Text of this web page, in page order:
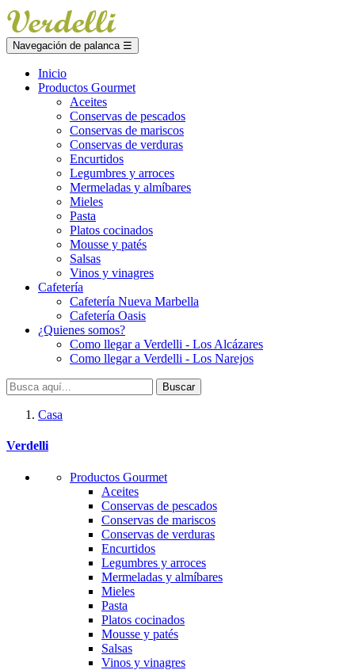
Navegación de palanca ☰
Inicio
Productos Gourmet
Aceites
Conservas de pescados
Conservas de mariscos
Conservas de verduras
Encurtidos
Legumbres y arroces
Mermeladas y almíbares
Mieles
Pasta
Platos cocinados
Mousse y patés
Salsas
Vinos y vinagres
Cafetería
Cafetería Nueva Marbella
Cafetería Oasis
¿Quienes somos?
Como llegar a Verdelli - Los Alcázares
Como llegar a Verdelli - Los Narejos
Buscar
Casa
Verdelli
Productos Gourmet
Aceites
Conservas de pescados
Conservas de mariscos
Conservas de verduras
Encurtidos
Legumbres y arroces
Mermeladas y almíbares
Mieles
Pasta
Platos cocinados
Mousse y patés
Salsas
Vinos y vinagres